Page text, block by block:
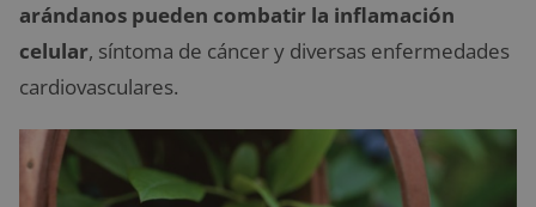
arándanos pueden combatir la inflamación
celular, síntoma de cáncer y diversas enfermedades
cardiovasculares.